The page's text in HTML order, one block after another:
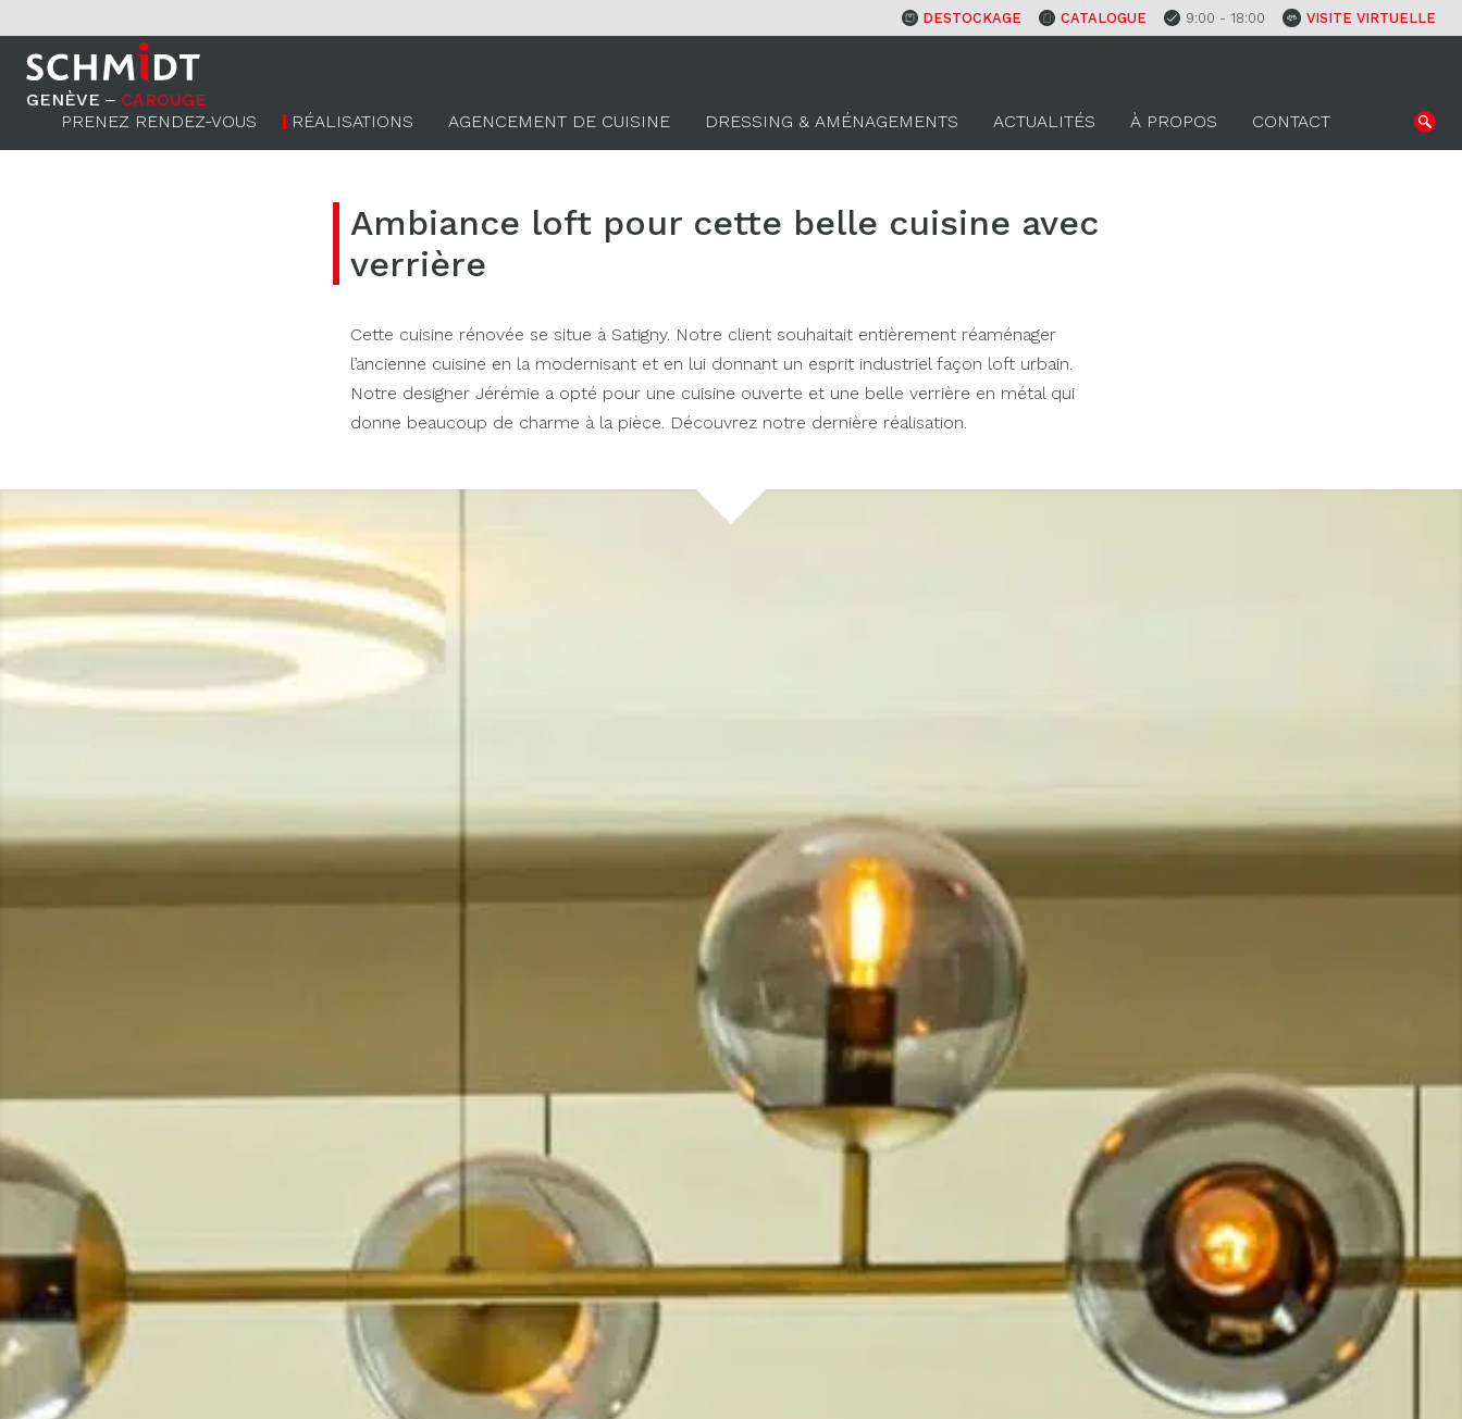
DESTOCKAGE CATALOGUE 9:00 - 18:00 VISITE VIRTUELLE
GENÈVE ‒ CAROUGE
PRENEZ RENDEZ-VOUS
RÉALISATIONS AGENCEMENT DE CUISINE DRESSING & AMÉNAGEMENTS ACTUALITÉS À PROPOS CONTACT
Ambiance loft pour cette belle cuisine avec
verrière
Cette cuisine rénovée se situe à Satigny. Notre client souhaitait entièrement réaménager
l’ancienne cuisine en la modernisant et en lui donnant un esprit industriel façon loft urbain.
Notre designer Jérémie a opté pour une cuisine ouverte et une belle verrière en métal qui
donne beaucoup de charme à la pièce. Découvrez notre dernière réalisation.